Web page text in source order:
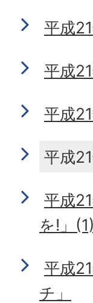
平成
平成
平成
平成
平成
を!」(1)
平成
チ」